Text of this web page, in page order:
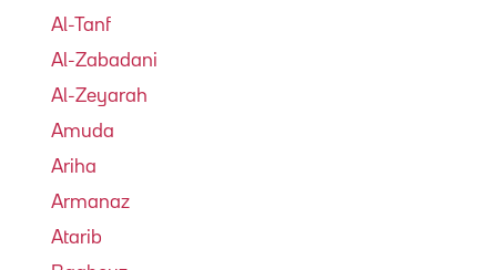
Al-Tanf
Al-Zabadani
Al-Zeyarah
Amuda
Ariha
Armanaz
Atarib